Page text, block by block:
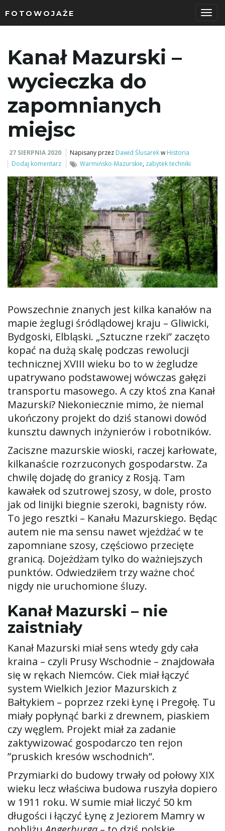
ł
ą
c
z
w
ę
FOTOWOJAŻE
Kanał Mazurski –
wycieczka do
zapomnianych
miejsc
27 SIERPNIA 2020 Napisany przez Dawid Ślusarekw Historia
Dodaj komentarz
Warmińsko-Mazurskie, zabytek techniki
Powszechnie znanych jest kilka kanałów na
mapie żeglugi śródlądowej kraju – Gliwicki,
Bydgoski, Elbląski. „Sztuczne rzeki” zaczęto
kopać na dużą skalę podczas rewolucji
technicznej XVIII wieku bo to w żegludze
upatrywano podstawowej wówczas gałęzi
transportu masowego. A czy ktoś zna Kanał
Mazurski? Niekoniecznie mimo, że niemal
ukończony projekt do dziś stanowi dowód
kunsztu dawnych inżynierów i robotników.
Zaciszne mazurskie wioski, raczej karłowate,
kilkanaście rozrzuconych gospodarstw. Za
chwilę dojadę do granicy z Rosją. Tam
kawałek od szutrowej szosy, w dole, prosto
jak od linijki biegnie szeroki, bagnisty rów.
To jego resztki – Kanału Mazurskiego. Będąc
autem nie ma sensu nawet wjeżdżać w te
zapomniane szosy, częściowo przecięte
granicą. Dojeżdżam tylko do ważniejszych
punktów. Odwiedziłem trzy ważne choć
nigdy nie uruchomione śluzy.
Kanał Mazurski – nie
zaistniały
Kanał Mazurski miał sens wtedy gdy cała
kraina – czyli Prusy Wschodnie – znajdowała
się w rękach Niemców. Ciek miał łączyć
system Wielkich Jezior Mazurskich z
Bałtykiem – poprzez rzeki Łynę i Pregołę. Tu
miały popłynąć barki z drewnem, piaskiem
czy węglem. Projekt miał za zadanie
zaktywizować gospodarczo ten rejon
”pruskich kresów wschodnich”.
Przymiarki do budowy trwały od połowy XIX
wieku lecz właściwa budowa ruszyła dopiero
w 1911 roku. W sumie miał liczyć 50 km
długości i łączyć Łynę z Jeziorem Mamry w